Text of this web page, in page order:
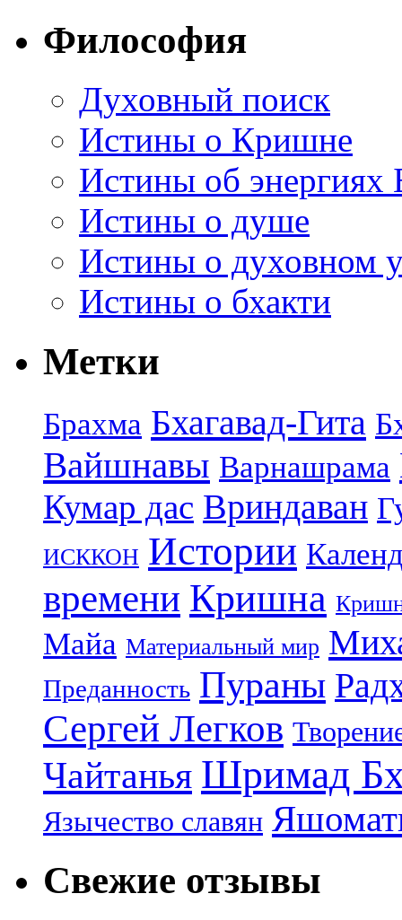
Философия
Духовный поиск
Истины о Кришне
Истины об энергиях
Истины о душе
Истины о духовном
Истины о бхакти
Метки
Брахма Бхагавад-Гита
Вайшнавы Варнашрама
Кумар дас Вриндаван
ИСККОН Истории
времени Кришна
Майа Материальный мир
Преданность Пураны
Сергей Легков
Чайтанья Шримад
Язычество славян
Свежие отзывы